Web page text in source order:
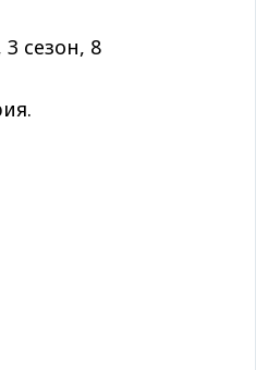
3 сезон, 8